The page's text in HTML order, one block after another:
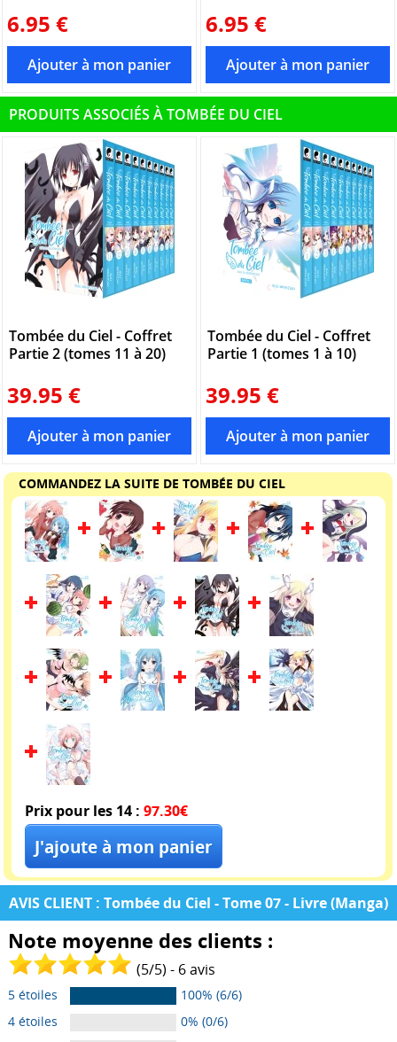
6.95 € 6.95 €
PRODUITS ASSOCIÉS À TOMBÉE DU CIEL
Tombée du Ciel - Coffret
Partie 2 (tomes 11 à 20)
39.95 €
Tombée du Ciel - Coffret
Partie 1 (tomes 1 à 10)
39.95 €
COMMANDEZ LA SUITE DE TOMBÉE DU CIEL
Prix pour les 14 : 97.30€
AVIS CLIENT : Tombée du Ciel - Tome 07 - Livre (Manga)
Note moyenne des clients :
(5/5) - 6avis
5 étoiles
100% (6/6)
4 étoiles
0% (0/6)